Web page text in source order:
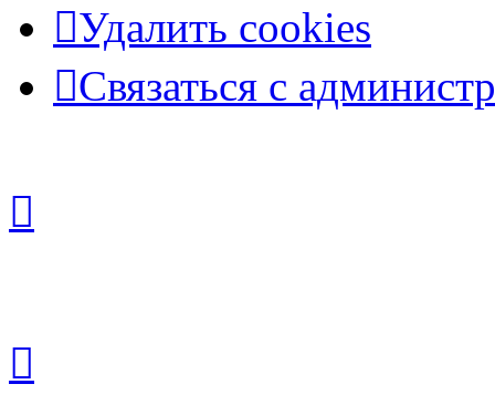
Удалить cookies
Связаться с